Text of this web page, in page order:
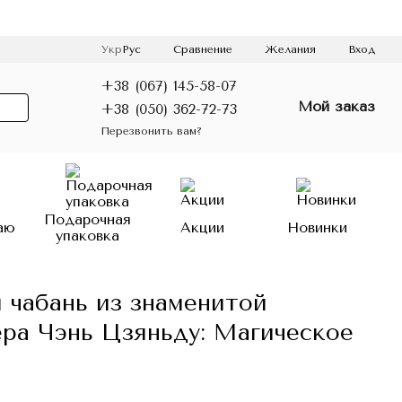
УкрРус Сравнение Желания Вход
+38 (067) 145-58-07
+38 (050) 362-72-73
Перезвонить вам?
Мой заказ
Подарочная
упаковка
Акции Новинки
из знаменитой
Чэнь Цзяньду: Магическое